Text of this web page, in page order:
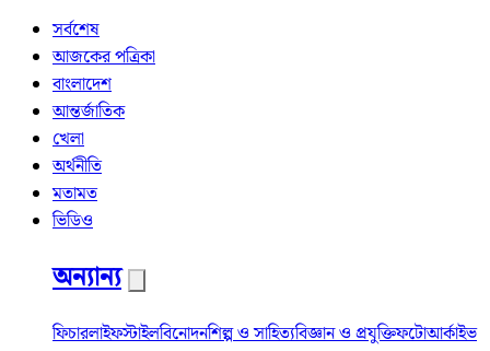
সর্বশেষ
আজকের পত্রিকা
বাংলাদেশ
আন্তর্জাতিক
খেলা
অর্থনীতি
মতামত
ভিডিও
অন্যান্য
ফিচারলাইফস্টাইলবিনোদনশিল্প ও সাহিত্যবিজ্ঞান ও প্রযুক্তিফটোআর্কাইভ